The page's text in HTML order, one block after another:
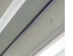
Yalova
Karabük